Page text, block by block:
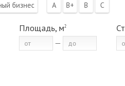
бизнес A B+ B C
Площадь, м2